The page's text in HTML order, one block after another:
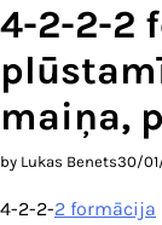
4-2-2-2
maiņa,
by Lukas Benets30/
4-2-2-2 formācija